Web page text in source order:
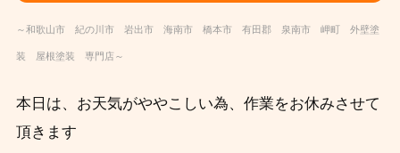
～和歌山市 紀の川市 岩出市 海南市 橋本市 有田郡 泉南市 岬町 外壁塗
装 屋根塗装 専門店～
本日は、お天気がややこしい為、作業をお休みさせて
頂きます